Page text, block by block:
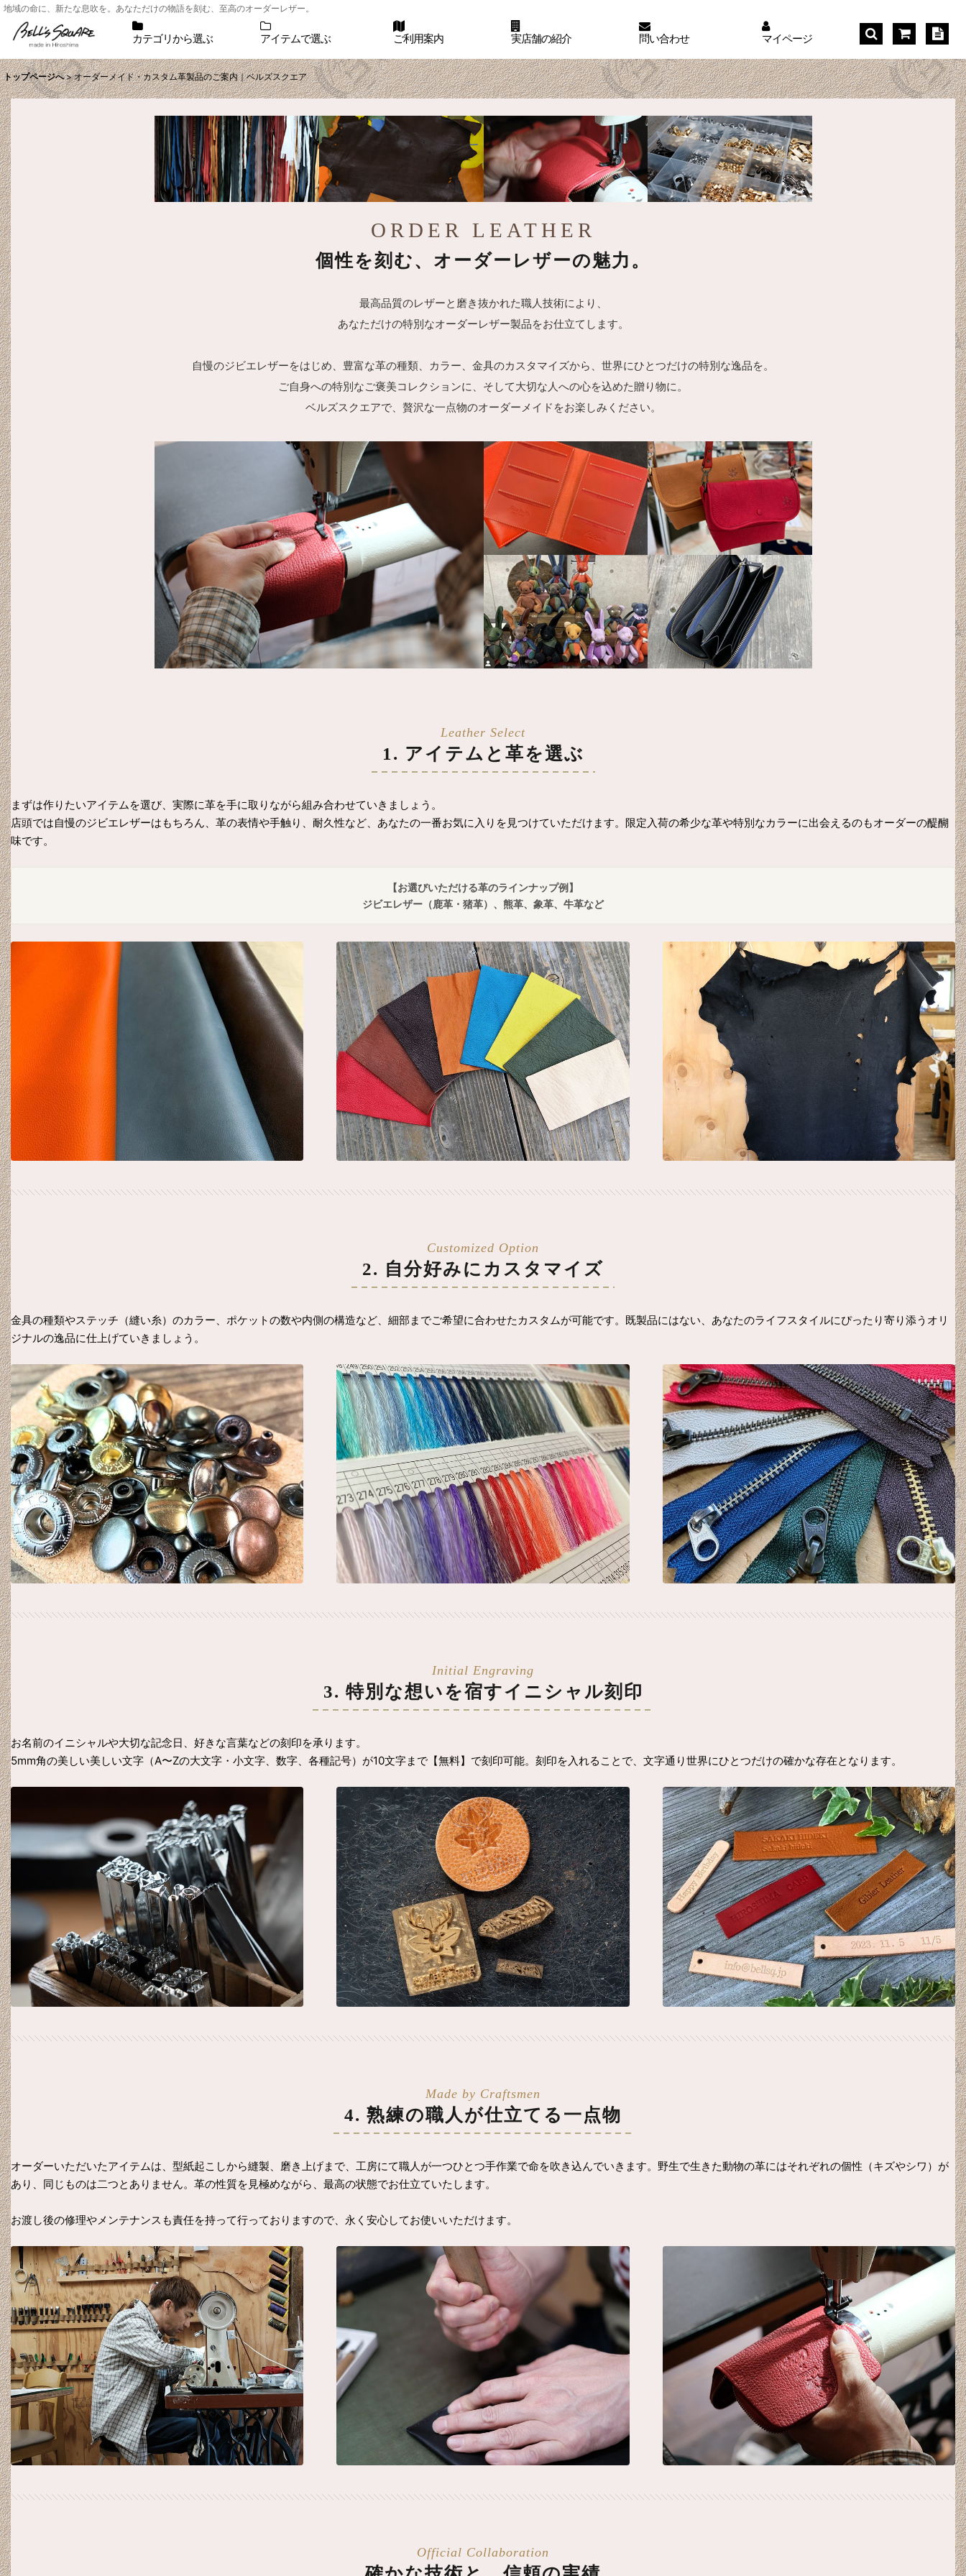
地域の命に、新たな息吹を。あなただけの物語を刻む、至高のオーダーレザー。
カテゴリから選ぶ アイテムで選ぶ ご利用案内 実店舗の紹介 問い合わせ マイページ
トップページへ > オーダーメイド・カスタム革製品のご案内｜ベルズスクエア
ORDER LEATHER
個性を刻む、オーダーレザーの魅力。
最高品質のレザーと磨き抜かれた職人技術により、
あなただけの特別なオーダーレザー製品をお仕立てします。
自慢のジビエレザーをはじめ、豊富な革の種類、カラー、金具のカスタマイズから、世界にひとつだけの特別な逸品を。
ご自身への特別なご褒美コレクションに、そして大切な人への心を込めた贈り物に。
ベルズスクエアで、贅沢な一点物のオーダーメイドをお楽しみください。
1. アイテムと革を選ぶ
まずは作りたいアイテムを選び、実際に革を手に取りながら組み合わせていきましょう。
店頭では自慢のジビエレザーはもちろん、革の表情や手触り、耐久性など、あなたの一番お気に入りを見つけていただけます。限定入荷の希少な革や特別なカラーに出会えるのもオーダーの醍醐
味です。
【お選びいただける革のラインナップ例】
ジビエレザー（鹿革・猪革）、熊革、象革、牛革など
2. 自分好みにカスタマイズ
金具の種類やステッチ（縫い糸）のカラー、ポケットの数や内側の構造など、細部までご希望に合わせたカスタムが可能です。既製品にはない、あなたのライフスタイルにぴったり寄り添うオリ
ジナルの逸品に仕上げていきましょう。
3. 特別な想いを宿すイニシャル刻印
お名前のイニシャルや大切な記念日、好きな言葉などの刻印を承ります。
5mm角の美しい美しい文字（A〜Zの大文字・小文字、数字、各種記号）が10文字まで【無料】で刻印可能。刻印を入れることで、文字通り世界にひとつだけの確かな存在となります。
4. 熟練の職人が仕立てる一点物
オーダーいただいたアイテムは、型紙起こしから縫製、磨き上げまで、工房にて職人が一つひとつ手作業で命を吹き込んでいきます。野生で生きた動物の革にはそれぞれの個性（キズやシワ）が
あり、同じものは二つとありません。革の性質を見極めながら、最高の状態でお仕立ていたします。
お渡し後の修理やメンテナンスも責任を持って行っておりますので、永く安心してお使いいただけます。